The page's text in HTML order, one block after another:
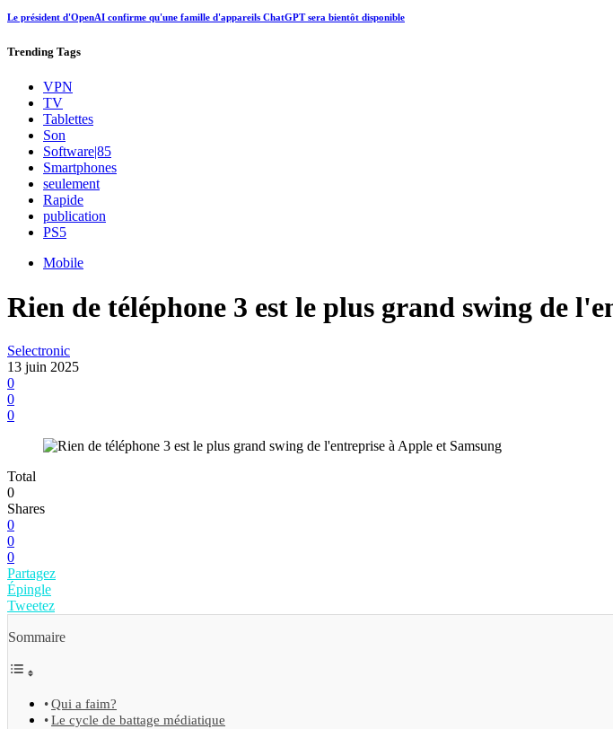
Le président d'OpenAI confirme qu'une famille d'appareils ChatGPT sera bientôt disponible
Trending Tags
VPN
TV
Tablettes
Son
Software|85
Smartphones
seulement
Rapide
publication
PS5
Mobile
Rien de téléphone 3 est le plus grand swing de
Selectronic
13 juin 2025
0
0
0
Total
0
Shares
0
0
0
Partagez
Épingle
Tweetez
Sommaire
Qui a faim?
Le cycle de battage médiatique